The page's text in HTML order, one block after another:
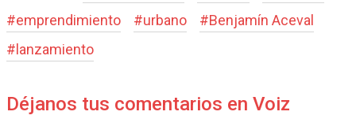
#emprendimiento #urbano #Benjamín Aceval
# lanzamiento
Déjanos tus comentarios en Voiz